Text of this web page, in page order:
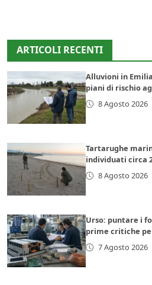
ARTICOLI RECENTI
Alluvioni in
piani di rischio
8 Agosto 2026
Tartarughe
individuati circa
8 Agosto 2026
Urso: puntare i
prime critiche
7 Agosto 2026